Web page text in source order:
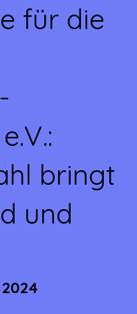
für die
bringt
und